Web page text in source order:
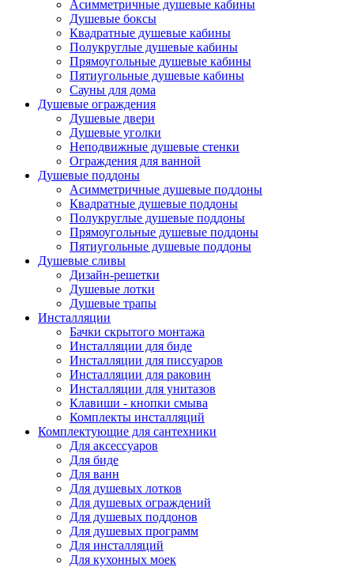
Асимметричные душевые кабины
Душевые боксы
Квадратные душевые кабины
Полукруглые душевые кабины
Прямоугольные душевые кабины
Пятиугольные душевые кабины
Сауны для дома
Душевые ограждения
Душевые двери
Душевые уголки
Неподвижные душевые стенки
Ограждения для ванной
Душевые поддоны
Асимметричные душевые поддоны
Квадратные душевые поддоны
Полукруглые душевые поддоны
Прямоугольные душевые поддоны
Пятиугольные душевые поддоны
Душевые сливы
Дизайн-решетки
Душевые лотки
Душевые трапы
Инсталляции
Бачки скрытого монтажа
Инсталляции для биде
Инсталляции для писсуаров
Инсталляции для раковин
Инсталляции для унитазов
Клавиши - кнопки смыва
Комплекты инсталляций
Комплектующие для сантехники
Для аксессуаров
Для биде
Для ванн
Для душевых лотков
Для душевых ограждений
Для душевых поддонов
Для душевых программ
Для инсталляций
Для кухонных моек